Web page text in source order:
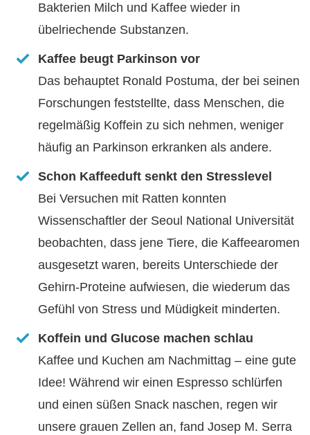
Bakterien Milch und Kaffee wieder in
übelriechende Substanzen.
Kaffee beugt Parkinson vor
Das behauptet Ronald Postuma, der bei seinen
Forschungen feststellte, dass Menschen, die
regelmäßig Koffein zu sich nehmen, weniger
häufig an Parkinson erkranken als andere.
Schon Kaffeeduft senkt den Stresslevel
Bei Versuchen mit Ratten konnten
Wissenschaftler der Seoul National Universität
beobachten, dass jene Tiere, die Kaffeearomen
ausgesetzt waren, bereits Unterschiede der
Gehirn-Proteine aufwiesen, die wiederum das
Gefühl von Stress und Müdigkeit minderten.
Koffein und Glucose machen schlau
Kaffee und Kuchen am Nachmittag – eine gute
Idee! Während wir einen Espresso schlürfen
und einen süßen Snack naschen, regen wir
unsere grauen Zellen an, fand Josep M. Serra